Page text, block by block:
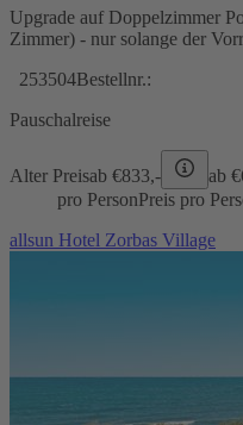
Upgrade auf Doppelzimmer
Zimmer) - nur solange der
253504Bestellnr.:
Pauschalreise
Alter Preisab €833,- ab €
pro PersonPreis pro
allsun Hotel Zorbas Village